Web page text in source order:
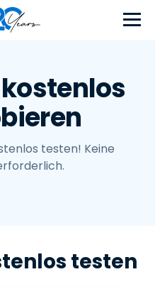
testen! Keine
testen